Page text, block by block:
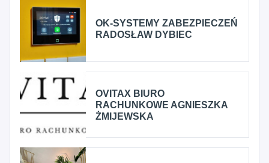
OK-SYSTEMY ZABEZPIECZEŃ
RADOSŁAW DYBIEC
OVITAX BIURO
RACHUNKOWE AGNIESZKA
ŻMIJEWSKA